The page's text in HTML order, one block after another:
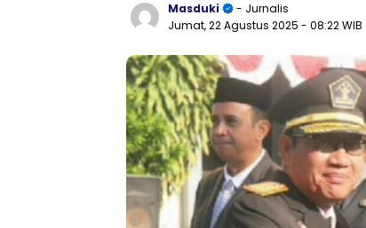
Masduki
- Jurnalis
Jumat, 22 Agustus 2025 - 08:22 WIB